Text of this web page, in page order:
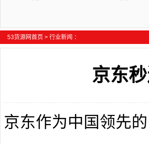
53货源网首页 > 行业新闻 ：
京东
京东作为中国领先